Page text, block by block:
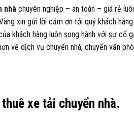
nhà chuyên nghiệp – an toàn – giá rẻ
xin gửi lời cảm ơn tới quý khách
khách hàng luôn song hành với sự cố
về dịch vụ chuyển nhà, chuyển văn
xe tải chuyển nhà.